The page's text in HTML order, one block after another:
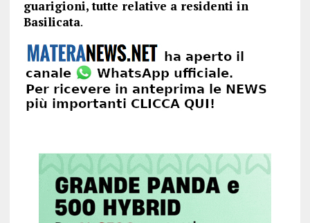
guarigioni, tutte relative a residenti in
Basilicata.